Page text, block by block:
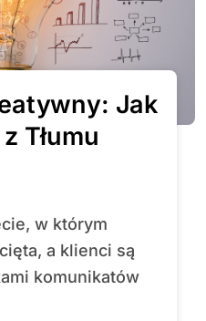
Jak
Tłumu
a klienci są
komunikatów